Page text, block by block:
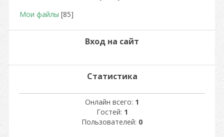
Мои файлы [85]
Вход на сайт
Статистика
Онлайн всего: 1
Гостей: 1
Пользователей: 0